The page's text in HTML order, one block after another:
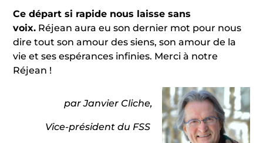
Ce départ si rapide nous laisse sans
voix. Réjean aura eu son dernier mot pour nous
dire tout son amour des siens, son amour de la
vie et ses espérances infinies. Merci à notre
Réjean !
par Janvier Cliche,
Vice-président du FSS